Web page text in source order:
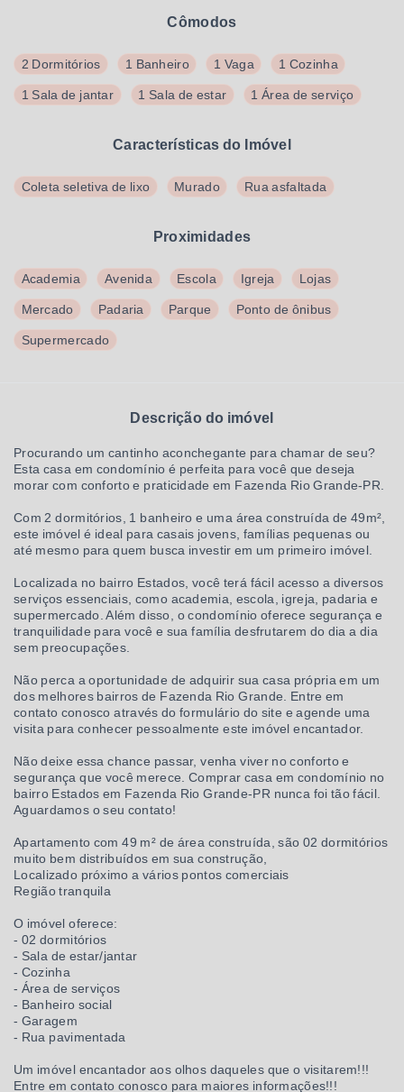
Cômodos
2 Dormitórios 1 Banheiro 1 Vaga 1 Cozinha
1 Sala de jantar 1 Sala de estar 1 Área de serviço
Características do Imóvel
Coleta seletiva de lixo Murado Rua asfaltada
Proximidades
Academia Avenida Escola Igreja Lojas
Mercado Padaria Parque Ponto de ônibus
Supermercado
Descrição do imóvel
Procurando um cantinho aconchegante para chamar de seu?
Esta casa em condomínio é perfeita para você que deseja
morar com conforto e praticidade em Fazenda Rio Grande-PR.
Com 2 dormitórios, 1 banheiro e uma área construída de 49m²,
este imóvel é ideal para casais jovens, famílias pequenas ou
até mesmo para quem busca investir em um primeiro imóvel.
Localizada no bairro Estados, você terá fácil acesso a diversos
serviços essenciais, como academia, escola, igreja, padaria e
supermercado. Além disso, o condomínio oferece segurança e
tranquilidade para você e sua família desfrutarem do dia a dia
sem preocupações.
Não perca a oportunidade de adquirir sua casa própria em um
dos melhores bairros de Fazenda Rio Grande. Entre em
contato conosco através do formulário do site e agende uma
visita para conhecer pessoalmente este imóvel encantador.
Não deixe essa chance passar, venha viver no conforto e
segurança que você merece. Comprar casa em condomínio no
bairro Estados em Fazenda Rio Grande-PR nunca foi tão fácil.
Aguardamos o seu contato!
Apartamento com 49 m² de área construída, são 02 dormitórios
muito bem distribuídos em sua construção,
Localizado próximo a vários pontos comerciais
Região tranquila
O imóvel oferece:
- 02 dormitórios
- Sala de estar/jantar
- Cozinha
- Área de serviços
- Banheiro social
- Garagem
- Rua pavimentada
Um imóvel encantador aos olhos daqueles que o visitarem!!!
Entre em contato conosco para maiores informações!!!